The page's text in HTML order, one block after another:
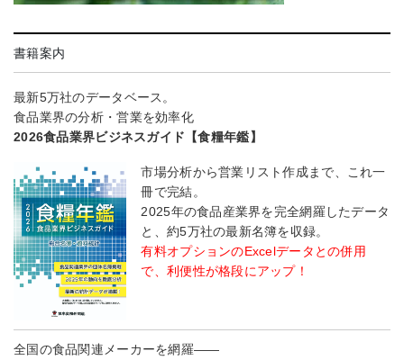
書籍案内
最新5万社のデータベース。
食品業界の分析・営業を効率化
2026食品業界ビジネスガイド【食糧年鑑】
市場分析から営業リスト作成まで、これ一
冊で完結。
2025年の食品産業界を完全網羅したデータ
と、約5万社の最新名簿を収録。
有料オプションのExcelデータとの併用
で、利便性が格段にアップ！
全国の食品関連メーカーを網羅――